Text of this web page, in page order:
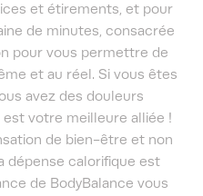
et étirements, et pour
de minutes, consacrée
pour vous permettre de
et au réel. Si vous êtes
avez des douleurs
votre meilleure alliée !
de bien-être et non
dépense calorifique est
de BodyBalance vous